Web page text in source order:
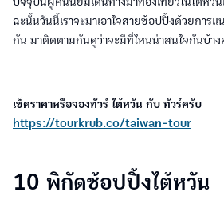
ฉะนั้นวันนี้เราจะมาเอาใจสายช้อปปิ้งด้วยการ
กัน มาติดตามกันดูว่าจะมีที่ไหนน่าสนใจกันบ้าง
เช็คราคาหรือจองทัวร์ ไต้หวัน กับ ทัวร์ครับ
https://tourkrub.co/taiwan-tour
10 พิกัดช้อปปิ้งไต้หวัน